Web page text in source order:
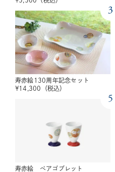
3
寿赤絵130周年記念セット
¥14,300 （税込）
5
寿赤絵 ペアゴブレット